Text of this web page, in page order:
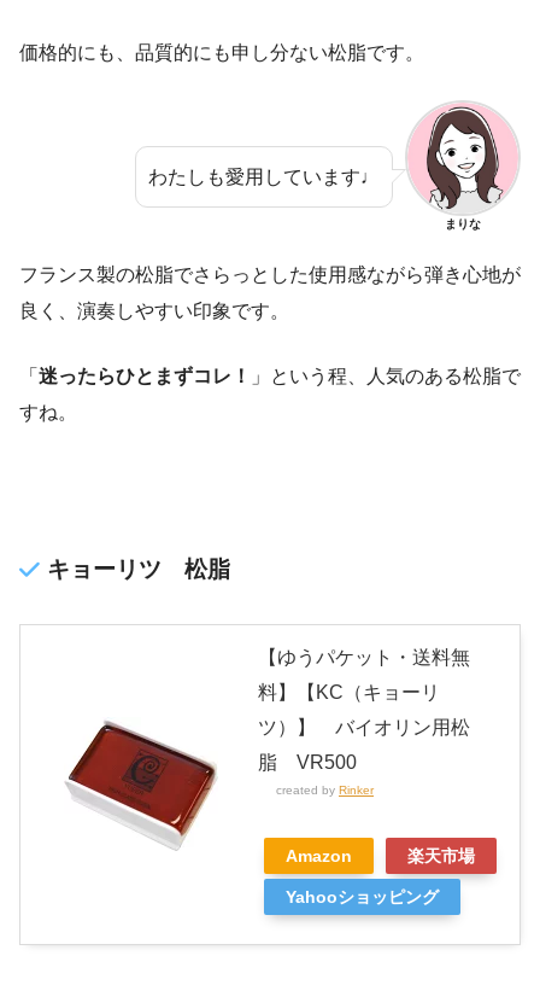
価格的にも、品質的にも申し分ない松脂です。
わたしも愛用しています♩
まりな
フランス製の松脂でさらっとした使用感ながら弾き心地が
良く、演奏しやすい印象です。
「 迷ったらひとまずコレ！
」という程、人気のある松脂で
すね。
キョーリツ 松脂
【ゆうパケット・送料無
料】【KC（キョーリ
ツ）】 バイオリン用松
脂 VR500
created by Rinker
Amazon 楽天市場
Yahooショッピング